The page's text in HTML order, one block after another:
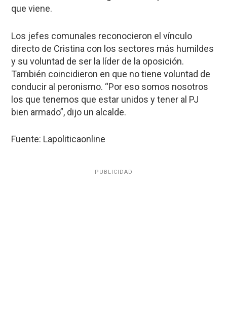
que viene.
Los jefes comunales reconocieron el vínculo
directo de Cristina con los sectores más humildes
y su voluntad de ser la líder de la oposición.
También coincidieron en que no tiene voluntad de
conducir al peronismo. “Por eso somos nosotros
los que tenemos que estar unidos y tener al PJ
bien armado”, dijo un alcalde.
Fuente: Lapoliticaonline
PUBLICIDAD